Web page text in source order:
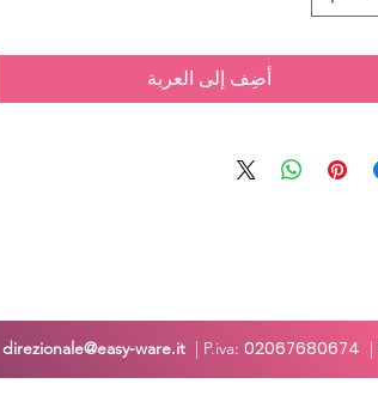
أضِف إلى العربة
direzionale@easy-ware.it| P.iva: 02067680674 |